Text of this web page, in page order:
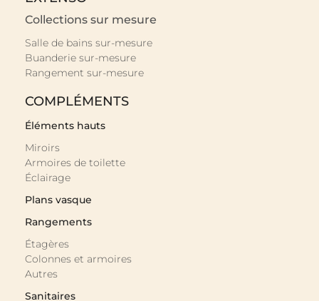
Collections sur mesure
Salle de bains sur-mesure
Buanderie sur-mesure
Rangement sur-mesure
COMPLÉMENTS
Éléments hauts
Miroirs
Armoires de toilette
Éclairage
Plans vasque
Rangements
Étagères
Colonnes et armoires
Autres
Sanitaires